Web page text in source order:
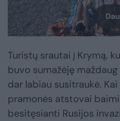
Turistų srautai į Krymą,
buvo sumažėję
dar labiau susitraukė.
pramonės atstovai
besitęsianti Rusijos